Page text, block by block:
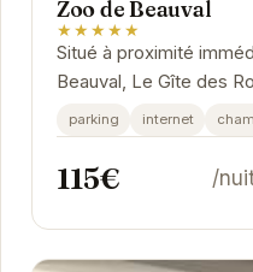
Zoo de Beauval
★★★★★
Situé à proximité
Beauval, Le Gîte des
hébergement
pour les...
parking internet
115€ /